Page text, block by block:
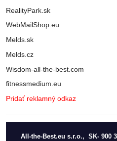
RealityPark.sk
WebMailShop.eu
Melds.sk
Melds.cz
Wisdom-all-the-best.com
fitnessmedium.eu
Pridať reklamný odkaz
All-the-Best.eu s.r.o., SK- 900